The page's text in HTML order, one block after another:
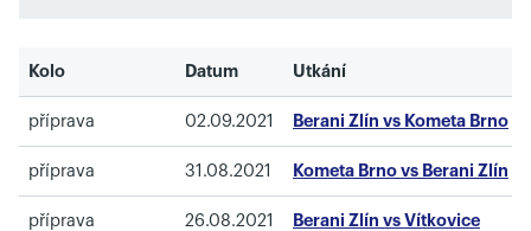
Kolo Datum Utkání
příprava 02.09.2021 Berani Zlín vs Kometa Brno
příprava 31.08.2021 Kometa Brno vs Berani Zlín
příprava 26.08.2021 Berani Zlín vs Vítkovice